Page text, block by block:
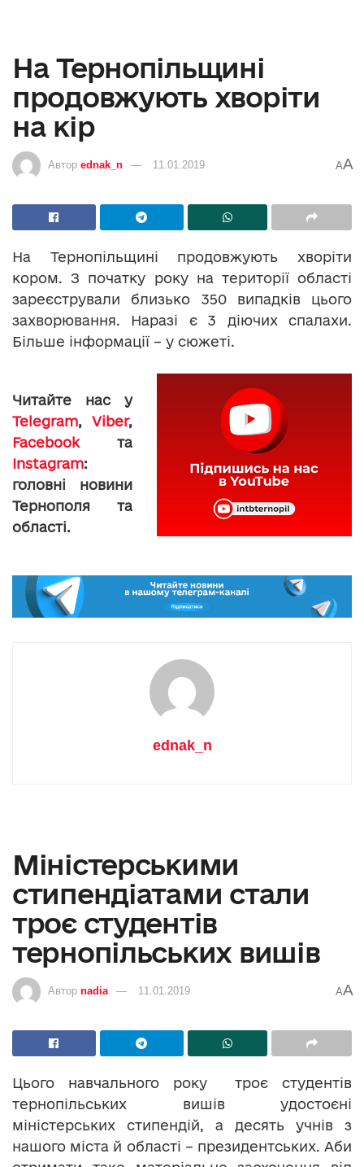
На Тернопільщині
продовжують хворіти
на кір
Автор ednak_n 11.01.2019 AA
На Тернопільщині продовжують хворіти
кором. З початку року на території області
зареєстрували близько 350 випадків цього
захворювання. Наразі є 3 діючих спалахи.
Більше інформації – у сюжеті.
Читайте нас у
Telegram, Viber,
Facebookта
Instagram:
головні новини
Тернополя та
області.
ednak_n
Міністерськими
стипендіатами стали
троє студентів
тернопільських вишів
Автор nadia 11.01.2019 AA
Цього навчального року троє студентів
тернопільських вишів удостоєні
міністерських стипендій, а десять учнів з
нашого міста й області – президентських. Аби